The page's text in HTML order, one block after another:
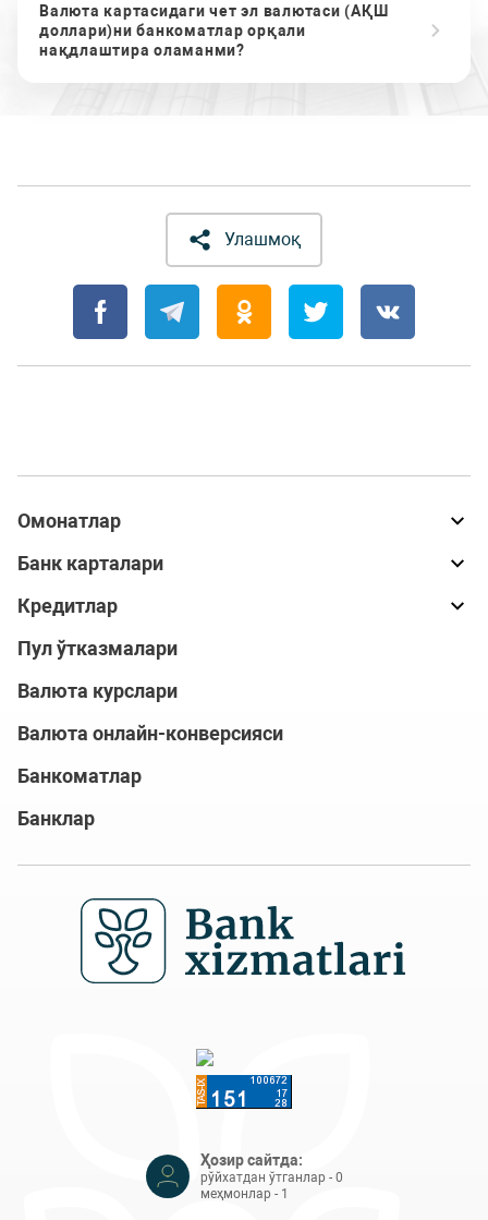
Валюта картасидаги чет эл валютаси (АҚШ
доллари)ни банкоматлар орқали
нақдлаштира оламанми?
Улашмоқ
Омонатлар
Банк карталари
Кредитлар
Пул ўтказмалари
Валюта курслари
Валюта онлайн-конверсияси
Банкоматлар
Банклар
Ҳозир сайтда:
рўйхатдан ўтганлар - 0
меҳмонлар - 1